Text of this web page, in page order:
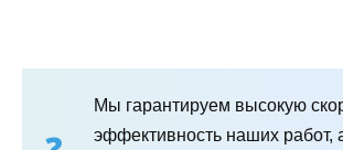
Мы гарантируем высокую
эффективность наших работ,